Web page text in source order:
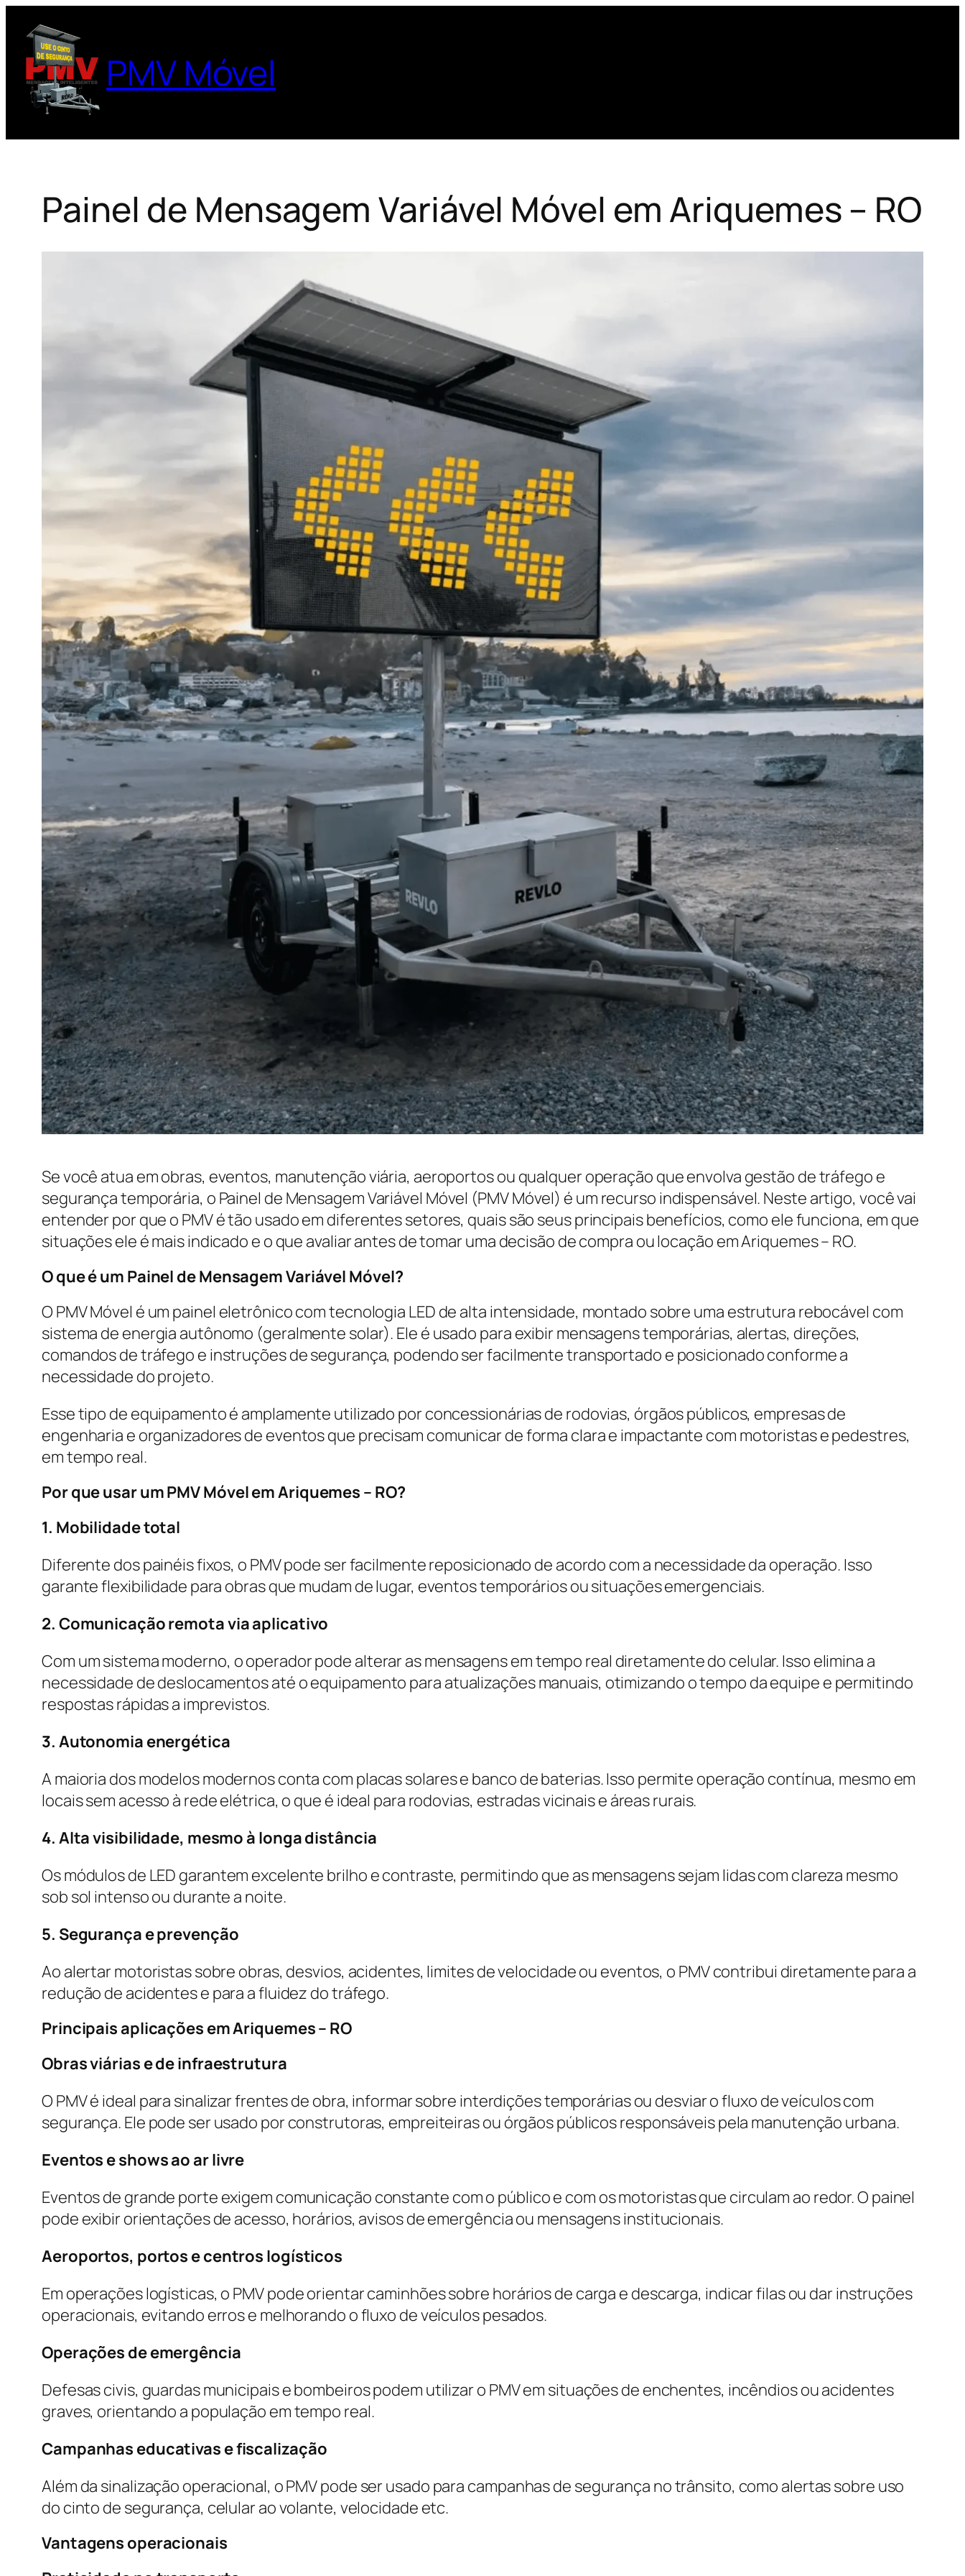
para
conteúdo
PMV Móvel
Painel de Mensagem Variável Móvel em Ariquemes – RO
Se você atua em obras, eventos, manutenção viária, aeroportos ou qualquer operação que envolva gestão de tráfego e
segurança temporária, o Painel de Mensagem Variável Móvel (PMV Móvel) é um recurso indispensável. Neste artigo, você vai
entender por que o PMV é tão usado em diferentes setores, quais são seus principais benefícios, como ele funciona, em que
situações ele é mais indicado e o que avaliar antes de tomar uma decisão de compra ou locação em Ariquemes – RO.
O que é um Painel de Mensagem Variável Móvel?
O PMV Móvel é um painel eletrônico com tecnologia LED de alta intensidade, montado sobre uma estrutura rebocável com
sistema de energia autônomo (geralmente solar). Ele é usado para exibir mensagens temporárias, alertas, direções,
comandos de tráfego e instruções de segurança, podendo ser facilmente transportado e posicionado conforme a
necessidade do projeto.
Esse tipo de equipamento é amplamente utilizado por concessionárias de rodovias, órgãos públicos, empresas de
engenharia e organizadores de eventos que precisam comunicar de forma clara e impactante com motoristas e pedestres,
em tempo real.
Por que usar um PMV Móvel em Ariquemes – RO?
1. Mobilidade total
Diferente dos painéis fixos, o PMV pode ser facilmente reposicionado de acordo com a necessidade da operação. Isso
garante flexibilidade para obras que mudam de lugar, eventos temporários ou situações emergenciais.
2. Comunicação remota via aplicativo
Com um sistema moderno, o operador pode alterar as mensagens em tempo real diretamente do celular. Isso elimina a
necessidade de deslocamentos até o equipamento para atualizações manuais, otimizando o tempo da equipe e permitindo
respostas rápidas a imprevistos.
3. Autonomia energética
A maioria dos modelos modernos conta com placas solares e banco de baterias. Isso permite operação contínua, mesmo em
locais sem acesso à rede elétrica, o que é ideal para rodovias, estradas vicinais e áreas rurais.
4. Alta visibilidade, mesmo à longa distância
Os módulos de LED garantem excelente brilho e contraste, permitindo que as mensagens sejam lidas com clareza mesmo
sob sol intenso ou durante a noite.
5. Segurança e prevenção
Ao alertar motoristas sobre obras, desvios, acidentes, limites de velocidade ou eventos, o PMV contribui diretamente para a
redução de acidentes e para a fluidez do tráfego.
Principais aplicações em Ariquemes – RO
Obras viárias e de infraestrutura
O PMV é ideal para sinalizar frentes de obra, informar sobre interdições temporárias ou desviar o fluxo de veículos com
segurança. Ele pode ser usado por construtoras, empreiteiras ou órgãos públicos responsáveis pela manutenção urbana.
Eventos e shows ao ar livre
Eventos de grande porte exigem comunicação constante com o público e com os motoristas que circulam ao redor. O painel
pode exibir orientações de acesso, horários, avisos de emergência ou mensagens institucionais.
Aeroportos, portos e centros logísticos
Em operações logísticas, o PMV pode orientar caminhões sobre horários de carga e descarga, indicar filas ou dar instruções
operacionais, evitando erros e melhorando o fluxo de veículos pesados.
Operações de emergência
Defesas civis, guardas municipais e bombeiros podem utilizar o PMV em situações de enchentes, incêndios ou acidentes
graves, orientando a população em tempo real.
Campanhas educativas e fiscalização
Além da sinalização operacional, o PMV pode ser usado para campanhas de segurança no trânsito, como alertas sobre uso
do cinto de segurança, celular ao volante, velocidade etc.
Vantagens operacionais